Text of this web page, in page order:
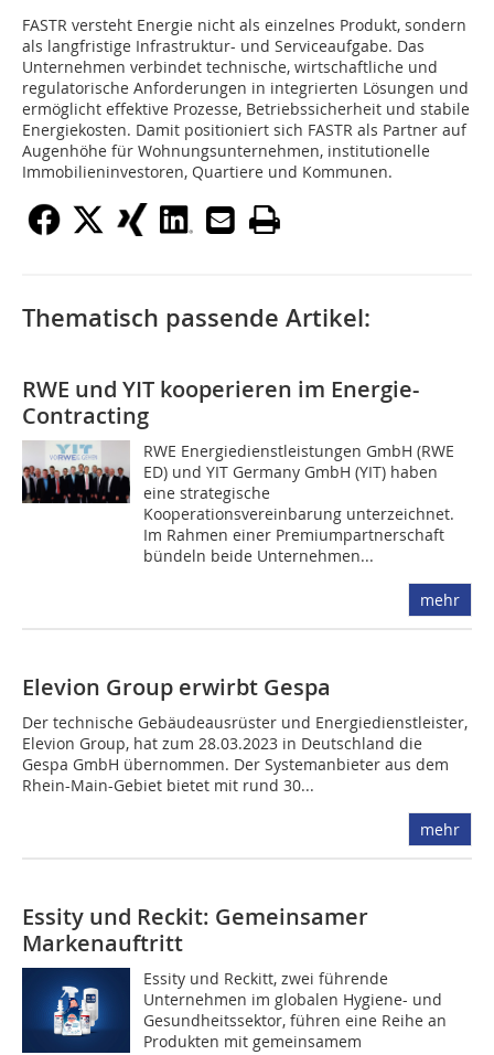
FASTR versteht Energie nicht als einzelnes Produkt, sondern
als langfristige Infrastruktur- und Serviceaufgabe. Das
Unternehmen verbindet technische, wirtschaftliche und
regulatorische Anforderungen in integrierten Lösungen und
ermöglicht effektive Prozesse, Betriebssicherheit und stabile
Energiekosten. Damit positioniert sich FASTR als Partner auf
Augenhöhe für Wohnungsunternehmen, institutionelle
Immobilieninvestoren, Quartiere und Kommunen.
Thematisch passende Artikel:
RWE und YIT kooperieren im Energie-
Contracting
RWE Energiedienstleistungen GmbH (RWE
ED) und YIT Germany GmbH (YIT) haben
eine strategische
Kooperationsvereinbarung unterzeichnet.
Im Rahmen einer Premiumpartnerschaft
bündeln beide Unternehmen...
mehr
Elevion Group erwirbt Gespa
Der technische Gebäudeausrüster und Energiedienstleister,
Elevion Group, hat zum 28.03.2023 in Deutschland die
Gespa GmbH übernommen. Der Systemanbieter aus dem
Rhein-Main-Gebiet bietet mit rund 30...
mehr
Essity und Reckit: Gemeinsamer
Markenauftritt
Essity und Reckitt, zwei führende
Unternehmen im globalen Hygiene- und
Gesundheitssektor, führen eine Reihe an
Produkten mit gemeinsamem